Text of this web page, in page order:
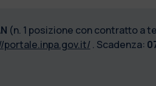
(n. 1 posizione con contratto a
portale.inpa.gov.it/ . Scadenza: